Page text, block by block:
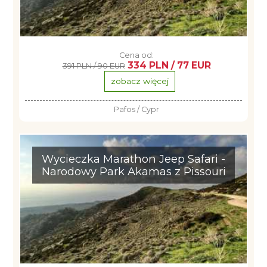
Cena od:
391 PLN / 90 EUR 334 PLN / 77 EUR
zobacz więcej
Pafos / Cypr
Wycieczka Marathon Jeep Safari -
Narodowy Park Akamas z Pissouri